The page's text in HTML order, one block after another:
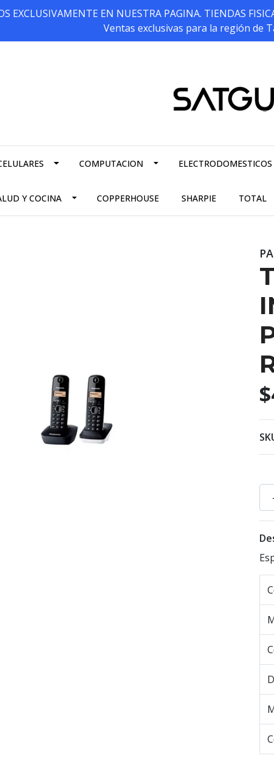
EXCLUSIVAMENTE EN NUESTRA PAGINA. TIENDAS
Ventas exclusivas para la región de
COMPUTACION ELECTRODOMESTICOS
Y COCINA COPPERHOUSE SHARPIE TOTAL